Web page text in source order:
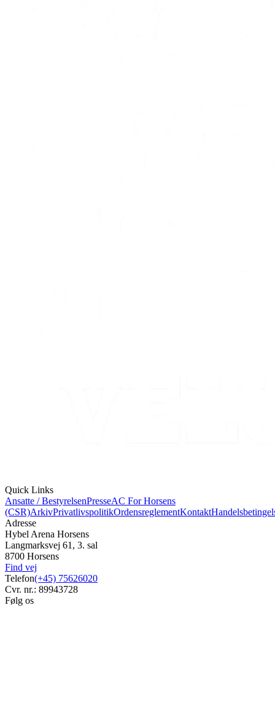
Quick Links
Ansatte / BestyrelsenPresseAC For Horsens
(CSR)ArkivPrivatlivspolitikOrdensreglementKontakt
Adresse
Hybel Arena Horsens
Langmarksvej 61, 3. sal
8700 Horsens
Find vej
Telefon(+45) 75626020
Cvr. nr.: 89943728
Følg os